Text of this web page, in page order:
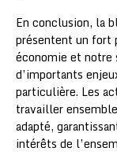
En conclusion, la
présentent un fort
économie et
d’importants
particulière. Les
travailler
adapté,
intérêts de